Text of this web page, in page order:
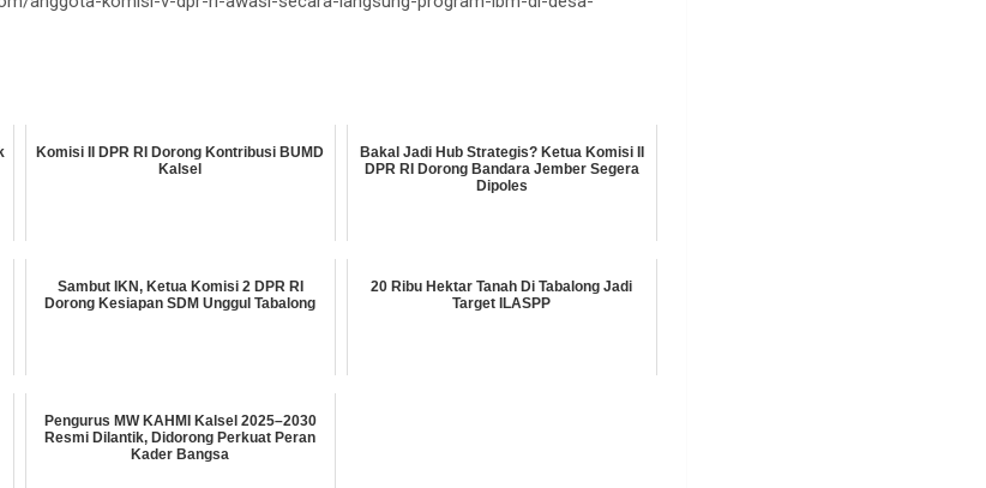
Komisi II DPR RI Dorong Kontribusi BUMD
Kalsel
Bakal Jadi Hub Strategis? Ketua Komisi II
DPR RI Dorong Bandara Jember Segera
Dipoles
Sambut IKN, Ketua Komisi 2 DPR RI
Dorong Kesiapan SDM Unggul Tabalong
20 Ribu Hektar Tanah Di Tabalong Jadi
Target ILASPP
Pengurus MW KAHMI Kalsel 2025–2030
Resmi Dilantik, Didorong Perkuat Peran
Kader Bangsa